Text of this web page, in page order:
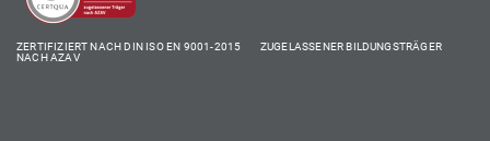
ZERTIFIZIERT NACH DIN ISO EN 9001-2015 ZUGELASSENER BILDUNGSTRÄGER
NACH AZAV